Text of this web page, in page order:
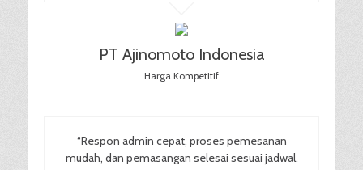
PT Ajinomoto Indonesia
Harga Kompetitif
“Respon admin cepat, proses pemesanan
mudah, dan pemasangan selesai sesuai jadwal.